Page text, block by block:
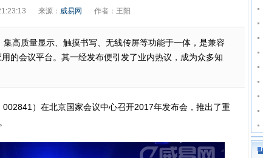
来源： 威易网 作者：王阳
高质量显示、触摸书写、无线传屏等功能于一体，是兼容
的会议平台。其一经发布便引发了业内热议，成为众多知
）在北京国家会议中心召开2017年发布会，推出了重